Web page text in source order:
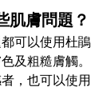
肌膚問題？
可以使用杜鵑
及粗糙膚觸。
，也可以使用